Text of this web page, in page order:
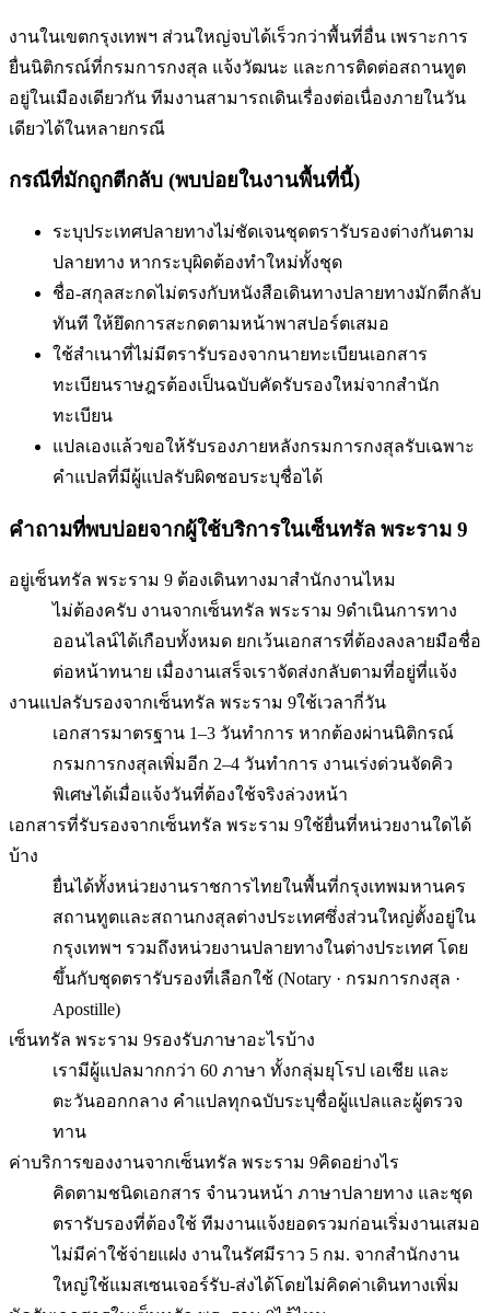
งานในเขตกรุงเทพฯ ส่วนใหญ่จบได้เร็วกว่าพื้นที่อื่น เพราะการ
ยื่นนิติกรณ์ที่กรมการกงสุล แจ้งวัฒนะ และการติดต่อสถานทูต
อยู่ในเมืองเดียวกัน ทีมงานสามารถเดินเรื่องต่อเนื่องภายในวัน
เดียวได้ในหลายกรณี
กรณีที่มักถูกตีกลับ (พบบ่อยในงานพื้นที่นี้)
ระบุประเทศปลายทางไม่ชัดเจนชุดตรารับรองต่างกันตาม
ปลายทาง หากระบุผิดต้องทำใหม่ทั้งชุด
ชื่อ-สกุลสะกดไม่ตรงกับหนังสือเดินทางปลายทางมักตีกลับ
ทันที ให้ยึดการสะกดตามหน้าพาสปอร์ตเสมอ
ใช้สำเนาที่ไม่มีตรารับรองจากนายทะเบียนเอกสาร
ทะเบียนราษฎรต้องเป็นฉบับคัดรับรองใหม่จากสำนัก
ทะเบียน
แปลเองแล้วขอให้รับรองภายหลังกรมการกงสุลรับเฉพาะ
คำแปลที่มีผู้แปลรับผิดชอบระบุชื่อได้
คำถามที่พบบ่อยจากผู้ใช้บริการในเซ็นทรัล พระราม 9
อยู่เซ็นทรัล พระราม 9 ต้องเดินทางมาสำนักงานไหม
ไม่ต้องครับ งานจากเซ็นทรัล พระราม 9ดำเนินการทาง
ออนไลน์ได้เกือบทั้งหมด ยกเว้นเอกสารที่ต้องลงลายมือชื่อ
ต่อหน้าทนาย เมื่องานเสร็จเราจัดส่งกลับตามที่อยู่ที่แจ้ง
งานแปลรับรองจากเซ็นทรัล พระราม 9ใช้เวลากี่วัน
เอกสารมาตรฐาน 1–3 วันทำการ หากต้องผ่านนิติกรณ์
กรมการกงสุลเพิ่มอีก 2–4 วันทำการ งานเร่งด่วนจัดคิว
พิเศษได้เมื่อแจ้งวันที่ต้องใช้จริงล่วงหน้า
เอกสารที่รับรองจากเซ็นทรัล พระราม 9ใช้ยื่นที่หน่วยงานใดได้
บ้าง
ยื่นได้ทั้งหน่วยงานราชการไทยในพื้นที่กรุงเทพมหานคร
สถานทูตและสถานกงสุลต่างประเทศซึ่งส่วนใหญ่ตั้งอยู่ใน
กรุงเทพฯ รวมถึงหน่วยงานปลายทางในต่างประเทศ โดย
ขึ้นกับชุดตรารับรองที่เลือกใช้ (Notary · กรมการกงสุล ·
Apostille)
เซ็นทรัล พระราม 9รองรับภาษาอะไรบ้าง
เรามีผู้แปลมากกว่า 60 ภาษา ทั้งกลุ่มยุโรป เอเชีย และ
ตะวันออกกลาง คำแปลทุกฉบับระบุชื่อผู้แปลและผู้ตรวจ
ทาน
ค่าบริการของงานจากเซ็นทรัล พระราม 9คิดอย่างไร
คิดตามชนิดเอกสาร จำนวนหน้า ภาษาปลายทาง และชุด
ตรารับรองที่ต้องใช้ ทีมงานแจ้งยอดรวมก่อนเริ่มงานเสมอ
ไม่มีค่าใช้จ่ายแฝง งานในรัศมีราว 5 กม. จากสำนักงาน
ใหญ่ใช้แมสเซนเจอร์รับ-ส่งได้โดยไม่คิดค่าเดินทางเพิ่ม